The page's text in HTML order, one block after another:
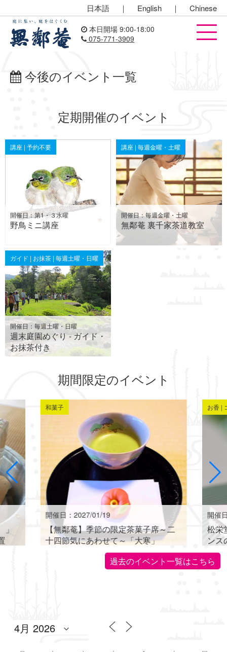
日本語 ｜ English ｜ Chinese
本日開場 9:00-18:00
075-771-3909
今後のイベント一覧
定期開催のイベント
講座 | 予約不要
開催日：第1・３水曜
野鳥ミニ講座
講座 | 毎週金曜・土曜
開催日：毎週金曜・土曜
無鄰菴 裏千家茶道教室
ガイド | お抹茶 | 毎週土曜・日曜
開催日：毎週土曜・日曜
週末庭園めぐり - ガイド・
お抹茶付き
期間限定のイベント
和菓子
開催日：2027/01/19
【無鄰菴】季節の限定茶菓子席～二
十四節気にあわせて～「大寒」
お香 |
開催
松栄
ンス
世界
過去のイベント一覧はこちら